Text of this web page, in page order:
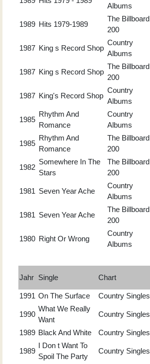
Albums
1989 Hits 1979-1989
The Billboard
200
1987 King s Record Shop
Country
Albums
1987 King s Record Shop
The Billboard
200
1987 King's Record Shop
Country
Albums
1985
Rhythm And
Romance
Country
Albums
1985
Rhythm And
Romance
The Billboard
200
1982
Somewhere In The
Stars
The Billboard
200
1981 Seven Year Ache
Country
Albums
1981 Seven Year Ache
The Billboard
200
1980 Right Or Wrong
Country
Albums
Jahr Single Chart
1991 On The Surface Country Singles
1990
What We Really
Want
Country Singles
1989 Black And White Country Singles
1989
I Don t Want To
Spoil The Party
Country Singles